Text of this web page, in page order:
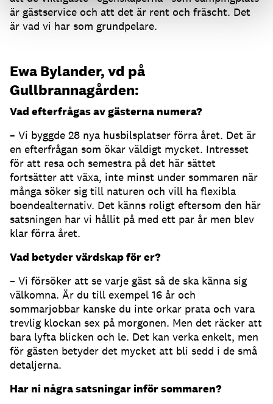
är gästservice och att det är rent och fräscht. Det
är vad vi har som grundpelare.
Ewa Bylander, vd på
Gullbrannagården:
Vad efterfrågas av gästerna numera?
– Vi byggde 28 nya husbilsplatser förra året. Det är
en efterfrågan som ökar väldigt mycket. Intresset
för att resa och semestra på det här sättet
fortsätter att växa, inte minst under sommaren när
många söker sig till naturen och vill ha flexibla
boendealternativ. Det känns roligt eftersom den här
satsningen har vi hållit på med ett par år men blev
klar förra året.
Vad betyder värdskap för er?
– Vi försöker att se varje gäst så de ska känna sig
välkomna. Är du till exempel 16 år och
sommarjobbar kanske du inte orkar prata och vara
trevlig klockan sex på morgonen. Men det räcker att
bara lyfta blicken och le. Det kan verka enkelt, men
för gästen betyder det mycket att bli sedd i de små
detaljerna.
Har ni några satsningar inför sommaren?